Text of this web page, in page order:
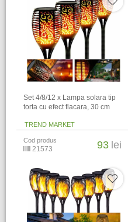
Set 4/8/12 x Lampa solara tip
torta cu efect flacara, 30 cm
TREND MARKET
Cod produs
21573 93 lei